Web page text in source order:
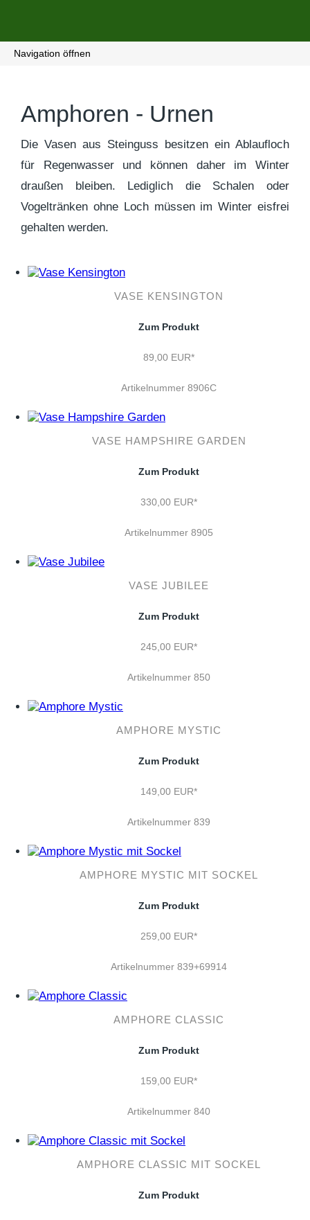
Navigation öffnen
Amphoren - Urnen
Die Vasen aus Steinguss besitzen ein Ablaufloch
für Regenwasser und können daher im Winter
draußen bleiben. Lediglich die Schalen oder
Vogeltränken ohne Loch müssen im Winter eisfrei
gehalten werden.
VASE KENSINGTON
Zum Produkt
89,00 EUR*
Artikelnummer 8906C
VASE HAMPSHIRE GARDEN
Zum Produkt
330,00 EUR*
Artikelnummer 8905
VASE JUBILEE
Zum Produkt
245,00 EUR*
Artikelnummer 850
AMPHORE MYSTIC
Zum Produkt
149,00 EUR*
Artikelnummer 839
AMPHORE MYSTIC MIT SOCKEL
Zum Produkt
259,00 EUR*
Artikelnummer 839+69914
AMPHORE CLASSIC
Zum Produkt
159,00 EUR*
Artikelnummer 840
AMPHORE CLASSIC MIT SOCKEL
Zum Produkt